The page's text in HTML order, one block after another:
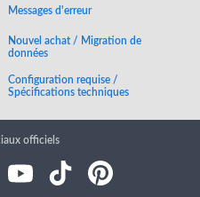
Messages d'erreur
Nouvel achat / Migration de
données
Configuration requise /
Spécifications techniques
officiels